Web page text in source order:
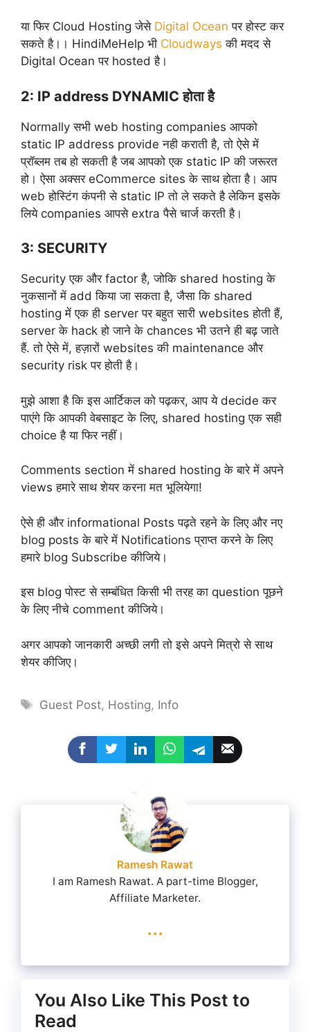
या फिर Cloud Hosting जेसे Digital Ocean पर होस्ट कर
सकते है।। HindiMeHelp भी Cloudways की मदद से
Digital Ocean पर hosted है।
2: IP address DYNAMIC होता है
Normally सभी web hosting companies आपको
static IP address provide नही कराती है, तो ऐसे में
प्रॉब्लम तब हो सकती है जब आपको एक static IP की जरूरत
हो। ऐसा अक्सर eCommerce sites के साथ होता है। आप
web होस्टिंग कंपनी से static IP तो ले सकते है लेकिन इसके
लिये companies आपसे extra पैसे चार्ज करती है।
3: SECURITY
Security एक और factor है, जोकि shared hosting के
नुकसानों में add किया जा सकता है, जैसा कि shared
hosting में एक ही server पर बहुत सारी websites होती हैं,
server के hack हो जाने के chances भी उतने ही बढ़ जाते
हैं. तो ऐसे में, हज़ारों websites की maintenance और
security risk पर होती है।
मुझे आशा है कि इस आर्टिकल को पढ़कर, आप ये decide कर
पाएंगे कि आपकी वेबसाइट के लिए, shared hosting एक सही
choice है या फिर नहीं।
Comments section में shared hosting के बारे में अपने
views हमारे साथ शेयर करना मत भूलियेगा!
ऐसे ही और informational Posts पढ़ते रहने के लिए और नए
blog posts के बारे में Notifications प्राप्त करने के लिए
हमारे blog Subscribe कीजिये।
इस blog पोस्ट से सम्बंधित किसी भी तरह का question पूछने
के लिए नीचे comment कीजिये।
अगर आपको जानकारी अच्छी लगी तो इसे अपने मित्रो से साथ
शेयर कीजिए।
Tags
Guest Post, Hosting, Info
Ramesh Rawat
I am Ramesh Rawat. A part-time Blogger,
Affiliate Marketer.
...
You Also Like This Post to
Read